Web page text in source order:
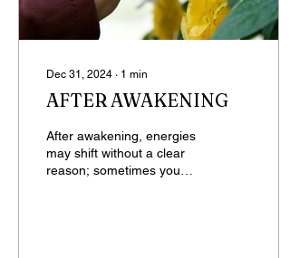
Dec 31, 2024 ∙ 1 min
AFTER AWAKENING
After awakening, energies
may shift without a clear
reason; sometimes you